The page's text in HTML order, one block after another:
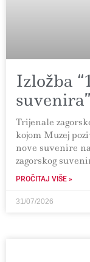
Izložba
suvenira”
Trijenale
kojom Muzej
nove suvenire
zagorskog
PROČITAJ VIŠE »
31/07/2026